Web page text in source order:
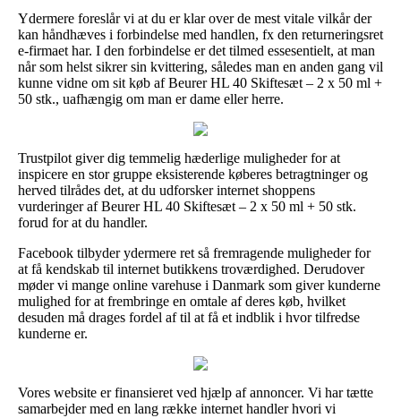
Ydermere foreslår vi at du er klar over de mest vitale vilkår der
kan håndhæves i forbindelse med handlen, fx den returneringsret
e-firmaet har. I den forbindelse er det tilmed essesentielt, at man
når som helst sikrer sin kvittering, således man en anden gang vil
kunne vidne om sit køb af Beurer HL 40 Skiftesæt – 2 x 50 ml +
50 stk., uafhængig om man er dame eller herre.
Trustpilot giver dig temmelig hæderlige muligheder for at
inspicere en stor gruppe eksisterende køberes betragtninger og
herved tilrådes det, at du udforsker internet shoppens
vurderinger af Beurer HL 40 Skiftesæt – 2 x 50 ml + 50 stk.
forud for at du handler.
Facebook tilbyder ydermere ret så fremragende muligheder for
at få kendskab til internet butikkens troværdighed. Derudover
møder vi mange online varehuse i Danmark som giver kunderne
mulighed for at frembringe en omtale af deres køb, hvilket
desuden må drages fordel af til at få et indblik i hvor tilfredse
kunderne er.
Vores website er finansieret ved hjælp af annoncer. Vi har tætte
samarbejder med en lang række internet handler hvori vi